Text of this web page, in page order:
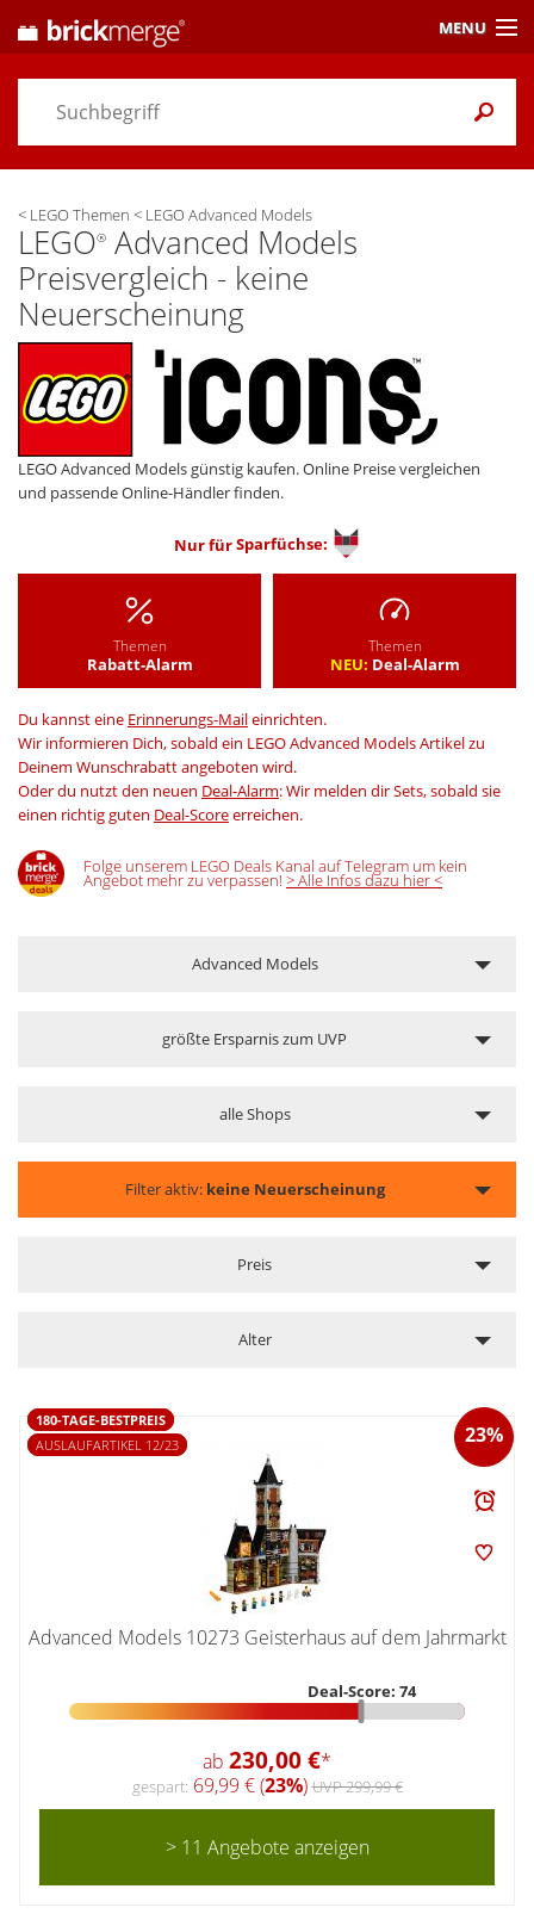
< LEGO Themen < LEGO Advanced Models
LEGO® Advanced Models
Preisvergleich - keine
Neuerscheinung
LEGO Advanced Models günstig kaufen. Online Preise vergleichen
und passende Online-Händler finden.
Nur fürSparfüchse:
Themen
Rabatt-Alarm
Themen
NEU: Deal-Alarm
Du kannst eine Erinnerungs-Maileinrichten.
Wir informieren Dich, sobald ein LEGO Advanced Models Artikel zu
Deinem Wunschrabatt angeboten wird.
Oder du nutzt den neuen Deal-Alarm: Wir melden dir Sets, sobald sie
einen richtig guten Deal-Scoreerreichen.
Folge unserem LEGO Deals Kanal auf Telegram um kein
Angebot mehr zu verpassen! > Alle Infos dazu hier <
Advanced Models
größte Ersparnis zum UVP
alle Shops
Filter aktiv: keine Neuerscheinung
Preis
Alter
23%
180-TAGE-BESTPREIS
AUSLAUFARTIKEL 12/23
Advanced Models 10273 Geisterhaus auf dem Jahrmarkt
Deal-Score: 74
ab 230,00 €*
gespart: 69,99 € (23%)UVP 299,99 €
> 11 Angebote anzeigen
MENU
Preisvergleich
Themen/ Händler
Alarme& Wunschlisten
Einstellungen